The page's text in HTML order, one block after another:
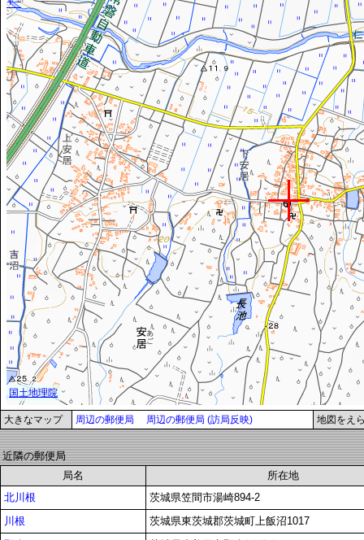
大きなマップ 周辺の郵便局 周辺の郵便局 (訪局反映) 地図をえ
近隣の郵便局
局名
所在地
北川根
茨城県笠間市湯崎894-2
川根
茨城県東茨城郡茨城町上飯沼1017